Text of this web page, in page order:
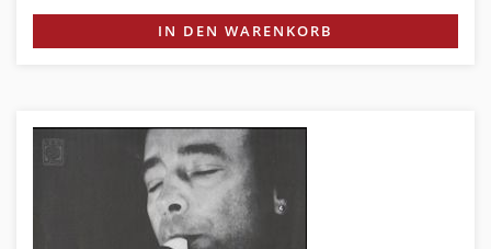
IN DEN WARENKORB